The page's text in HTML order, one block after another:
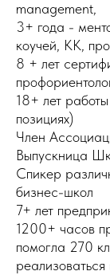
management,
3+ года -
коучей, КК,
8 + лет
18+ лет
позициях)
Член
Выпускница
Спикер
бизнес-школ
7+ лет
1200+ часов
помогла 270